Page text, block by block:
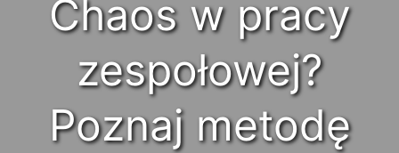
Chaos w pracy
zespołowej?
Poznaj metodę